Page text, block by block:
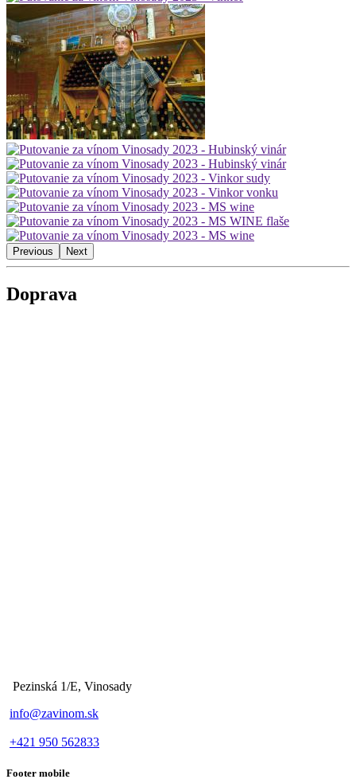
Previous Next
Doprava
Pezinská 1/E, Vinosady
info@zavinom.sk
+421 950 562833
Footer mobile